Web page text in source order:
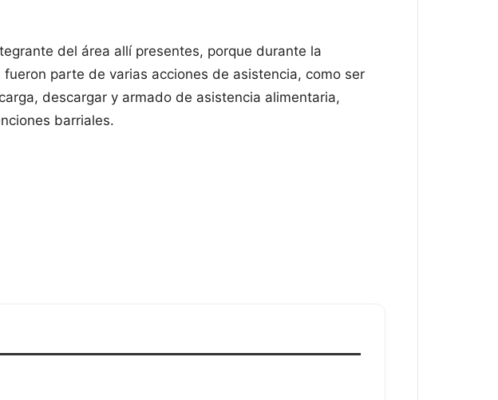
del área allí presentes, porque durante la
parte de varias acciones de asistencia, como ser
descargar y armado de asistencia alimentaria,
barriales.